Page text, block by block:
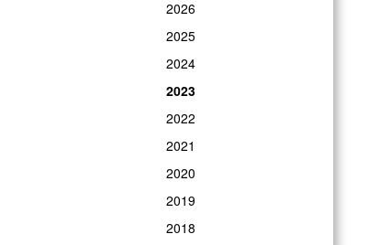
2026
2025
2024
2023
2022
2021
2020
2019
2018